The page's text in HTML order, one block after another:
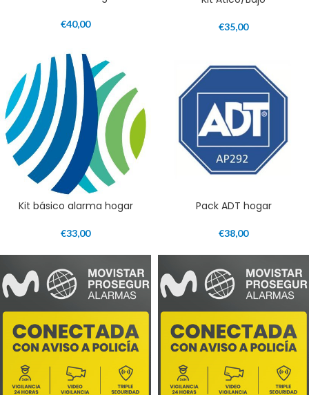
€40,00 €35,00
Kit básico alarma hogar
€33,00
Pack ADT hogar
€38,00